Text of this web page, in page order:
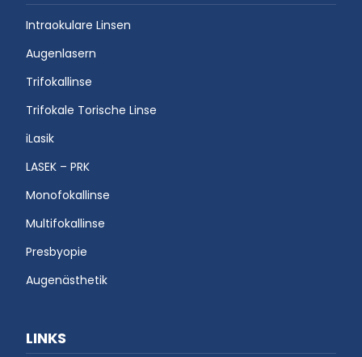
Intraokulare Linsen
Augenlasern
Trifokallinse
Trifokale Torische Linse
iLasik
LASEK – PRK
Monofokallinse
Multifokallinse
Presbyopie
Augenästhetik
LINKS